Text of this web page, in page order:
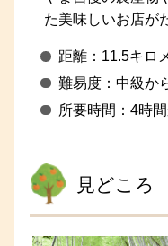
た美味しいお店が
距離：11.5キロ
難易度：中級か
所要時間：4時
見どころ